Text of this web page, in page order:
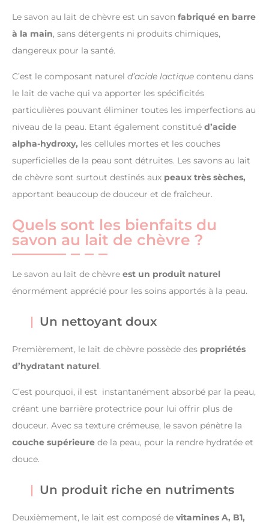
Le savon au lait de chèvre est un savon fabriqué en barre
à la main, sans détergents ni produits chimiques,
dangereux pour la santé.
C’est le composant naturel d’acide lactique contenu dans
le lait de vache qui va apporter les spécificités
particulières pouvant éliminer toutes les imperfections au
niveau de la peau. Etant également constitué d’acide
alpha-hydroxy, les cellules mortes et les couches
superficielles de la peau sont détruites. Les savons au lait
de chèvre sont surtout destinés aux peaux très sèches,
apportant beaucoup de douceur et de fraîcheur.
Quels sont les bienfaits du
savon au lait de chèvre ?
Le savon au lait de chèvre est un produit naturel
énormément apprécié pour les soins apportés à la peau.
Un nettoyant doux
Premièrement, le lait de chèvre possède des propriétés
d’hydratant naturel.
C’est pourquoi, il est instantanément absorbé par la peau,
créant une barrière protectrice pour lui offrir plus de
douceur. Avec sa texture crémeuse, le savon pénètre la
couche supérieure de la peau, pour la rendre hydratée et
douce.
Un produit riche en nutriments
Deuxièmement, le lait est composé de vitamines A, B1,